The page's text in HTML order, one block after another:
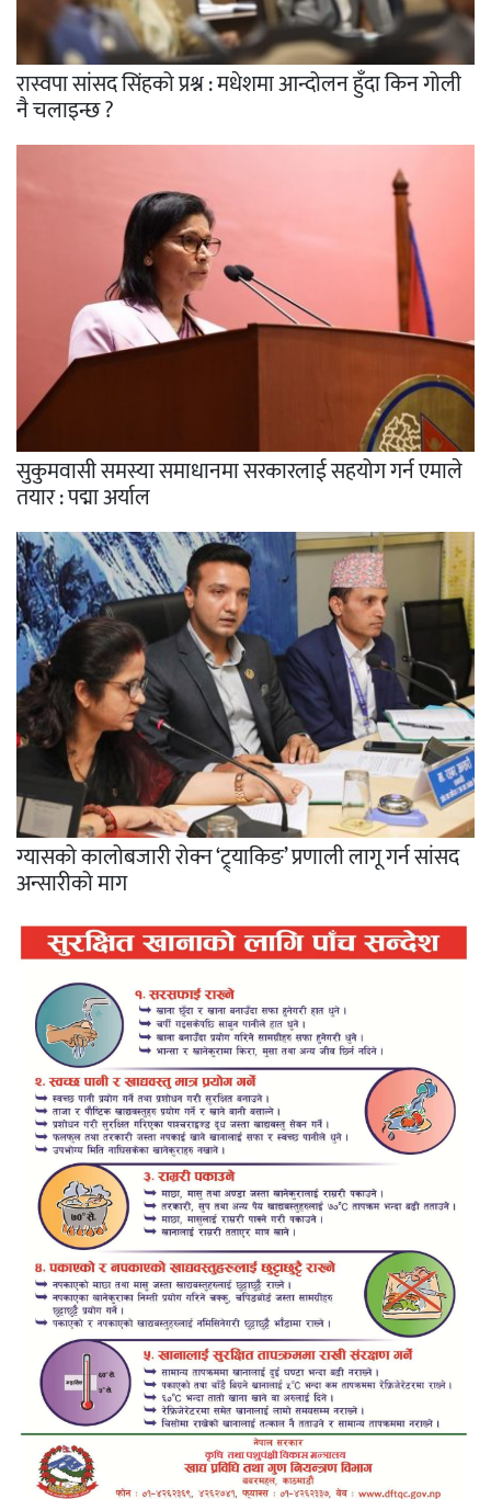
रास्वपा सांसद सिंहको प्रश्न : मधेशमा आन्दोलन हुँदा किन गोली
नै चलाइन्छ ?
सुकुमवासी समस्या समाधानमा सरकारलाई सहयोग गर्न एमाले
तयार : पद्मा अर्याल
ग्यासको कालोबजारी रोक्न ‘ट्र्याकिङ’ प्रणाली लागू गर्न सांसद
अन्सारीको माग